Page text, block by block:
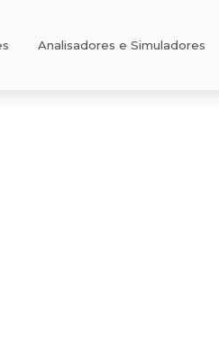
Analisadores e Simuladores